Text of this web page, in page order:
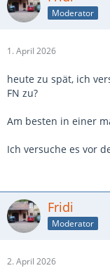
Moderator
1. April 2026
heute zu spät, ich
FN zu?
Am besten in einer
Ich versuche es vor
Fridi
Moderator
2. April 2026